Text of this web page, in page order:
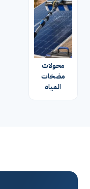
محولات
مضخات
المياه